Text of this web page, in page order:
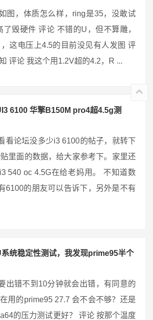
图，体质怎么样，ring是35，没敢试
了毁硬件 评论 不错的U，但不算雕，
，这电压上4.5的目前没见有人发图 评
评论 我这个用1.2V超的4.2，R ...
6100 华擎B150M pro4超4.5g测
看论坛没多少i3 6100的帖子，就转下
里面的数据，给大家参考下。家里还
540 oc 4.5G在给老妈用。 不知道数
6100的朋友可以告诉下，另外是不有
统稳定性测试，我发现prime95半个
出错不到10分钟就会出错，有同意的
用的prime95 27.7 会不会不够？还是
的压力测试更好？ 评论 按那个温度